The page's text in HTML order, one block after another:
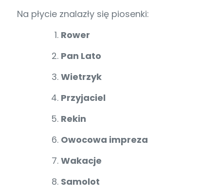
Na płycie znalazły się piosenki:
Rower
Pan Lato
Wietrzyk
Przyjaciel
Rekin
Owocowa impreza
Wakacje
Samolot